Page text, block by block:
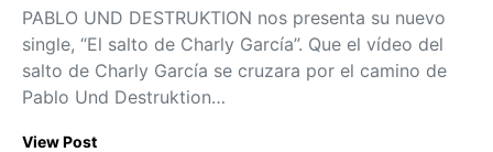
PABLO UND DESTRUKTION nos presenta su nuevo
single, “El salto de Charly García”. Que el vídeo del
salto de Charly García se cruzara por el camino de
Pablo Und Destruktion…
View Post